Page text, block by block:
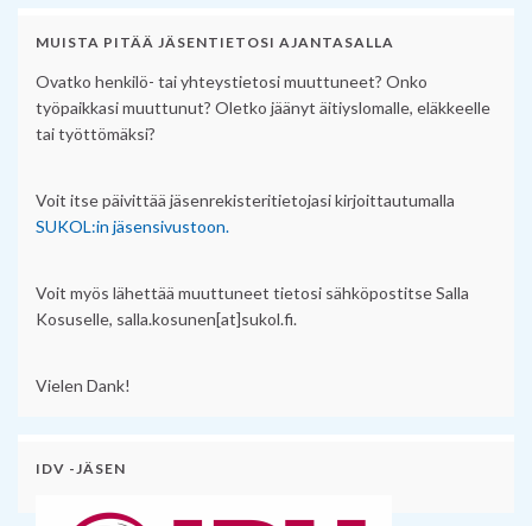
MUISTA PITÄÄ JÄSENTIETOSI AJANTASALLA
Ovatko henkilö- tai yhteystietosi muuttuneet? Onko
työpaikkasi muuttunut? Oletko jäänyt äitiyslomalle, eläkkeelle
tai työttömäksi?
Voit itse päivittää jäsenrekisteritietojasi kirjoittautumalla
SUKOL:in jäsensivustoon.
Voit myös lähettää muuttuneet tietosi sähköpostitse Salla
Kosuselle, salla.kosunen[at]sukol.fi.
Vielen Dank!
IDV -JÄSEN